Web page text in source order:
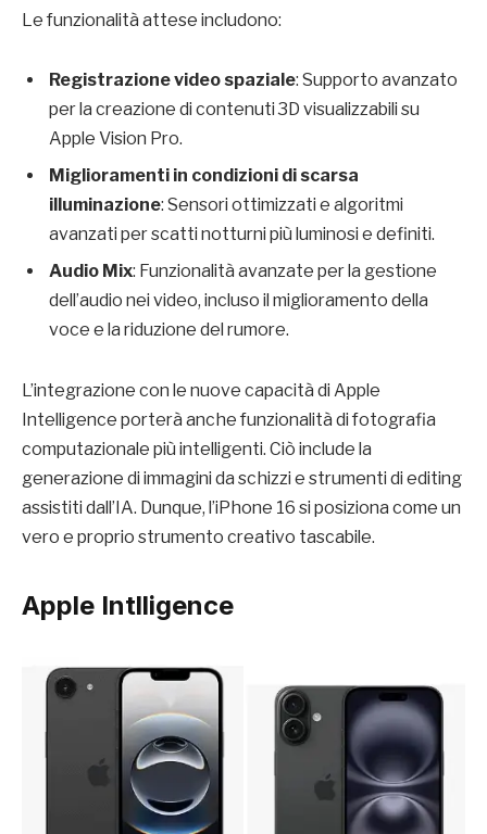
Le funzionalità attese includono:
Registrazione video spaziale: Supporto avanzato
per la creazione di contenuti 3D visualizzabili su
Apple Vision Pro.
Miglioramenti in condizioni di scarsa
illuminazione: Sensori ottimizzati e algoritmi
avanzati per scatti notturni più luminosi e definiti.
Audio Mix: Funzionalità avanzate per la gestione
dell’audio nei video, incluso il miglioramento della
voce e la riduzione del rumore.
L’integrazione con le nuove capacità di Apple
Intelligence porterà anche funzionalità di fotografia
computazionale più intelligenti. Ciò include la
generazione di immagini da schizzi e strumenti di editing
assistiti dall’IA. Dunque, l’iPhone 16 si posiziona come un
vero e proprio strumento creativo tascabile.
Apple Intlligence